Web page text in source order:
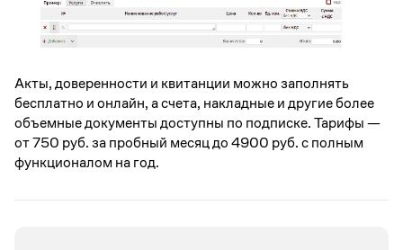
Акты, доверенности и квитанции можно заполнять
бесплатно и онлайн, а счета, накладные и другие более
объемные документы доступны по подписке. Тарифы —
от 750 руб. за пробный месяц до 4900 руб. с полным
функционалом на год.